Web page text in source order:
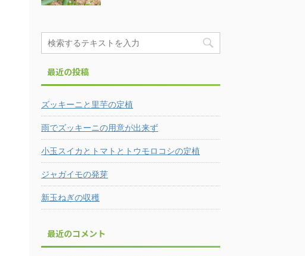
最近の投稿
ズッキーニと里芋の定植
雨でズッキーニの用意が出来ず
小玉スイカとトマトとトウモロコシの定植
ジャガイモの発芽
新玉ねぎの収穫
最近のコメント